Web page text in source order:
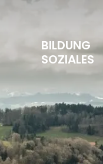
BILDUNG
SOZIALES